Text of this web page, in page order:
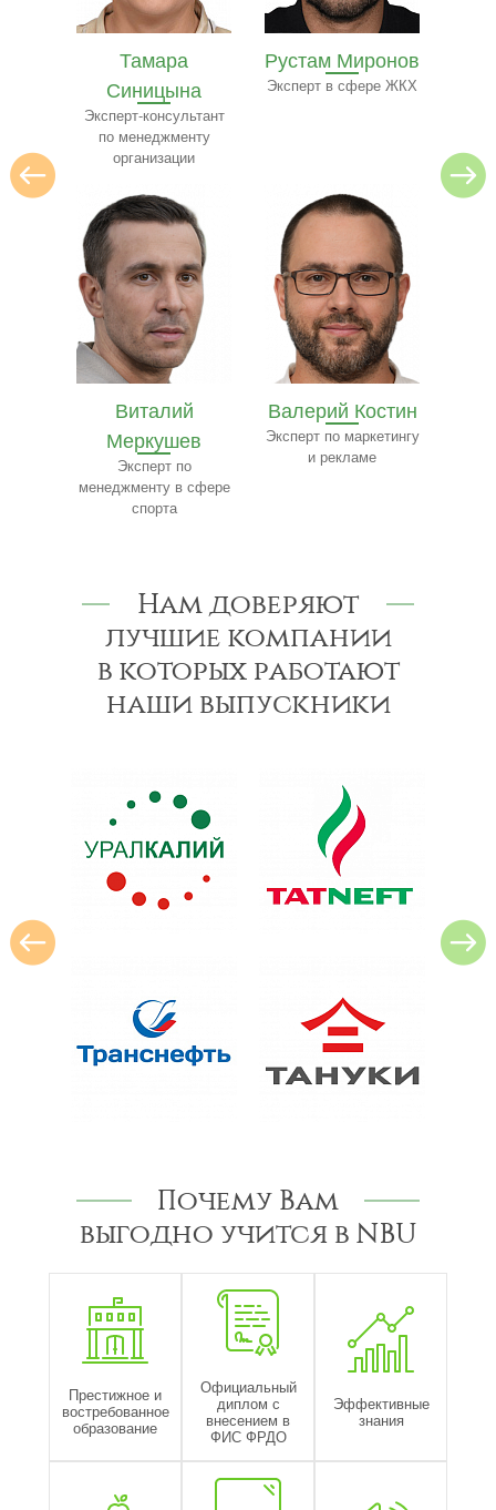
Тамара
Синицына
Эксперт-консультант
по менеджменту
организации
Виталий
Меркушев
Эксперт по
менеджменту в сфере
спорта
Рустам Миронов
Эксперт в сфере ЖКХ
Валерий Костин
Эксперт по маркетингу
и рекламе
Нам доверяют
лучшие компании
в которых работают
наши выпускники
Почему Вам
выгодно учится в NBU
Престижное и
востребованное
образование
Официальный
диплом с
внесением в
ФИС ФРДО
Эффективные
знания